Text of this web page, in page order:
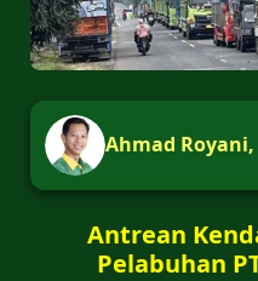
Ahmad Royani,
Antrean
Pelabuhan